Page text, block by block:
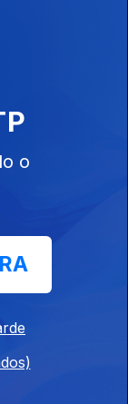
Play
TV e
o